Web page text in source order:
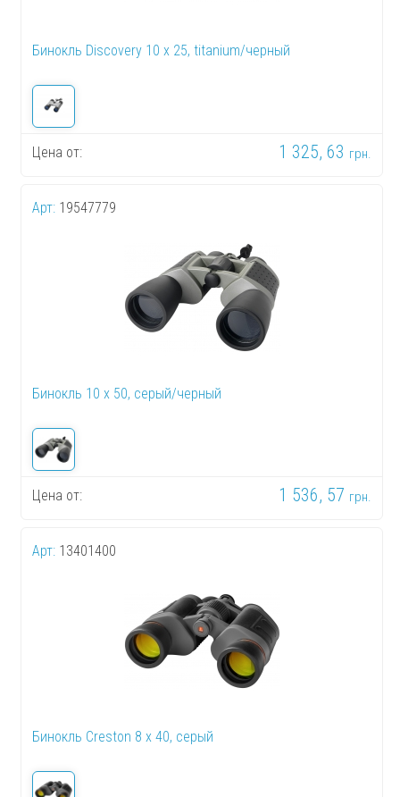
Бинокль Discovery 10 x 25, titanium/черный
Цена от: 1 325, 63 грн.
Арт: 19547779
Бинокль 10 x 50, серый/черный
Цена от: 1 536, 57 грн.
Арт: 13401400
Бинокль Creston 8 x 40, серый